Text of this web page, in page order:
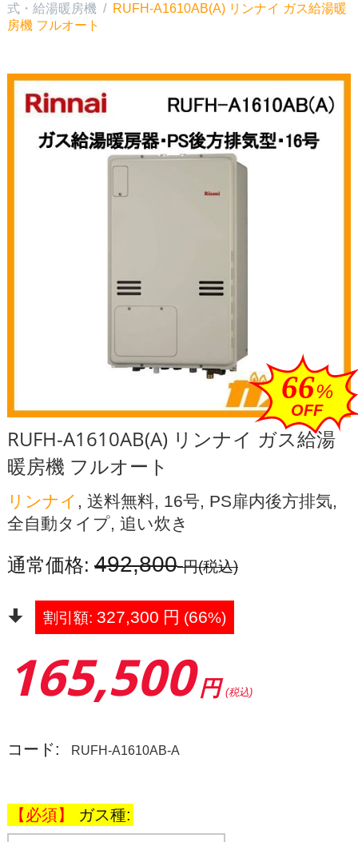
式・給湯暖房機 / RUFH-A1610AB(A) リンナイ ガス給湯暖
房機 フルオート
66%
OFF
RUFH-A1610AB(A) リンナイ ガス給湯
暖房機 フルオート
リンナイ , 送料無料, 16号, PS扉内後方排気,
全自動タイプ, 追い炊き
通常価格: 492,800 円(税込)
割引額: 327,300 円 (66%)
165,500 円 (税込)
コード: RUFH-A1610AB-A
ガス種: